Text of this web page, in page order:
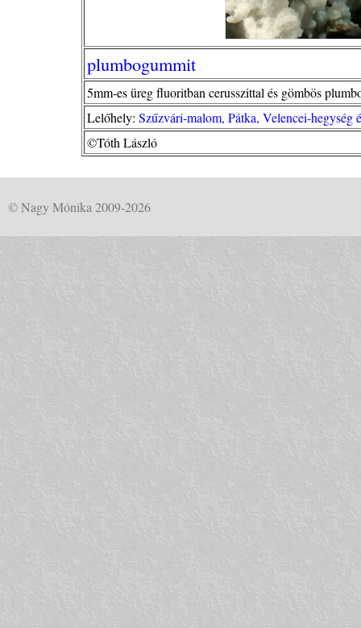
plumbogummit
5mm-es üreg fluoritban cerusszittal és gömbös
Lelőhely: Szűzvári-malom, Pátka, Velencei-hegység
©Tóth László
© Nagy Mónika 2009-2026